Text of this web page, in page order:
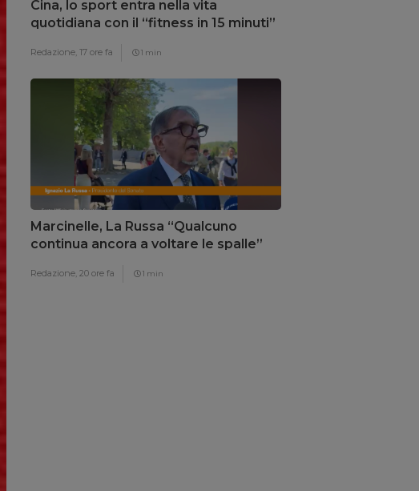
Cina, lo sport entra nella vita
quotidiana con il “fitness in 15 minuti”
Redazione, 17 ore fa 1 min
Marcinelle, La Russa “Qualcuno
continua ancora a voltare le spalle”
Redazione, 20 ore fa 1 min